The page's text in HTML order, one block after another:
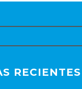
RECIENTES